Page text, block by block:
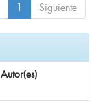
1 Siguiente
Autor(es)